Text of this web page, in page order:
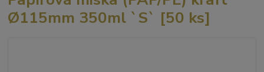
Ø115mm 350ml `S` [50 ks]